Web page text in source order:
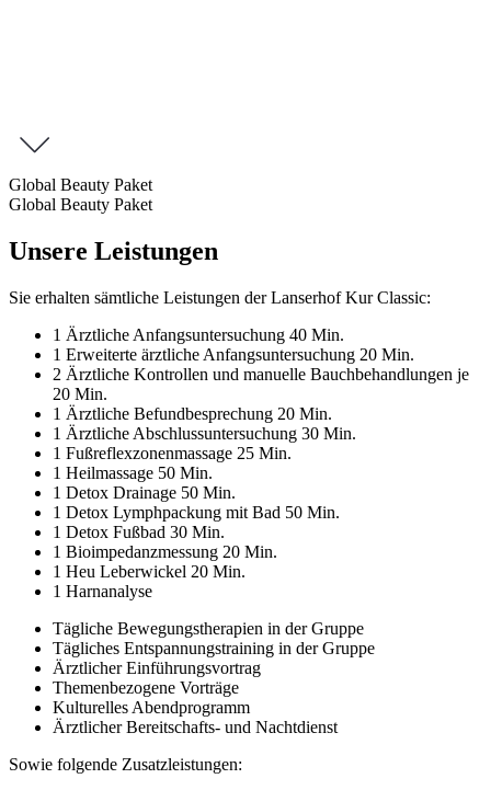
Global Beauty Paket
Global Beauty Paket
Unsere Leistungen
Sie erhalten sämtliche Leistungen der Lanserhof Kur Classic:
1 Ärztliche Anfangsuntersuchung 40 Min.
1 Erweiterte ärztliche Anfangsuntersuchung 20 Min.
2 Ärztliche Kontrollen und manuelle Bauchbehandlungen je
20 Min.
1 Ärztliche Befundbesprechung 20 Min.
1 Ärztliche Abschlussuntersuchung 30 Min.
1 Fußreflexzonenmassage 25 Min.
1 Heilmassage 50 Min.
1 Detox Drainage 50 Min.
1 Detox Lymphpackung mit Bad 50 Min.
1 Detox Fußbad 30 Min.
1 Bioimpedanzmessung 20 Min.
1 Heu Leberwickel 20 Min.
1 Harnanalyse
Tägliche Bewegungstherapien in der Gruppe
Tägliches Entspannungstraining in der Gruppe
Ärztlicher Einführungsvortrag
Themenbezogene Vorträge
Kulturelles Abendprogramm
Ärztlicher Bereitschafts- und Nachtdienst
Sowie folgende Zusatzleistungen: